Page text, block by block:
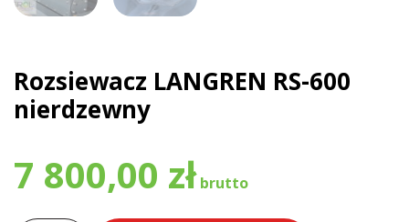
Rozsiewacz LANGREN RS-600
nierdzewny
7 800,00 zł